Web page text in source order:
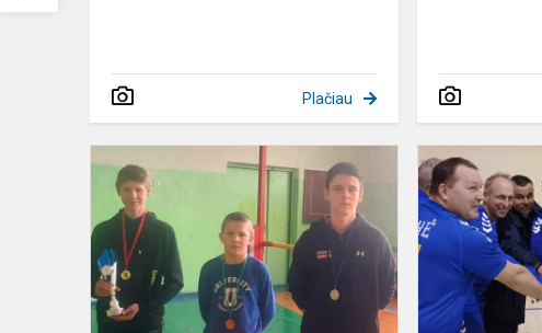
Plačiau
Šuolio
aukštį
varžybos
Noriūnuose